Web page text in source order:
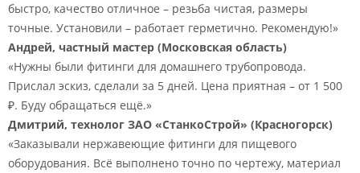
быстро, качество отличное – резьба чистая, размеры
точные. Установили – работает герметично. Рекомендую!»
Андрей, частный мастер (Московская область)
«Нужны были фитинги для домашнего трубопровода.
Прислал эскиз, сделали за 5 дней. Цена приятная – от 1 500
₽. Буду обращаться ещё.»
Дмитрий, технолог ЗАО «СтанкоСтрой» (Красногорск)
«Заказывали нержавеющие фитинги для пищевого
оборудования. Всё выполнено точно по чертежу, материал